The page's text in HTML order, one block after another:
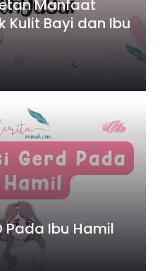
Manfaat
Kulit Bayi dan Ibu
Pada Ibu Hamil